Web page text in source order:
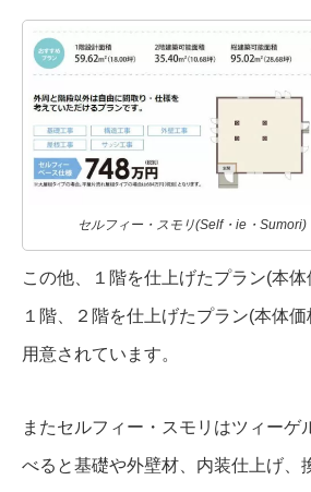
セルフィー・スモリ(Self・ie・
この他、１階を仕上げたプラン(本体
１階、２階を仕上げたプラン(本体
用意されています。
またセルフィー・スモリはツィーゲ
べると基礎や外壁材、内装仕上げ、